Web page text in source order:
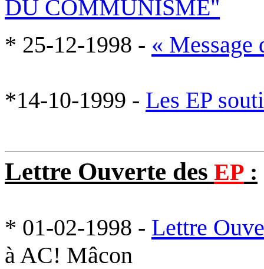
DU COMMUNISME"
* 25-12-1998 - « Message
*14-10-1999 - Les EP
Lettre Ouverte des EP :
* 01-02-1998 - Lettre
à AC! Mâcon